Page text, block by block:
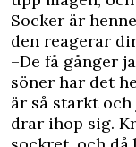
Socker är
den reagerar
–De få gånger
söner har det
är så starkt
drar ihop sig.